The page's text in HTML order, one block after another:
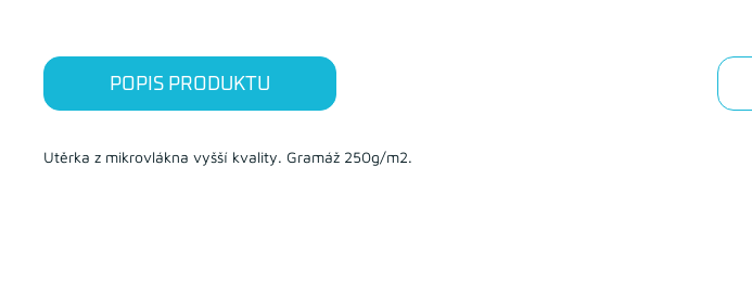
POPIS PRODUKTU
Utěrka z mikrovlákna vyšší kvality. Gramáž 250g/m2.